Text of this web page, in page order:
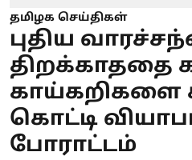
தமிழக செய்திகள்
புதிய
திறக்காததை
காய்கறிகளை
கொட்டி
போராட்டம்